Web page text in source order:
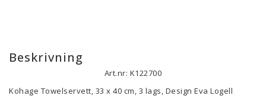
Beskrivning
Art.nr: K122700
Kohage Towelservett, 33 x 40 cm, 3 lags, Design Eva Logell